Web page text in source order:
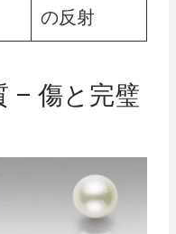
の反射
– 傷と完璧